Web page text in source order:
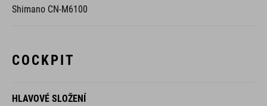
Shimano CN-M6100
COCKPIT
HLAVOVÉ SLOŽENÍ